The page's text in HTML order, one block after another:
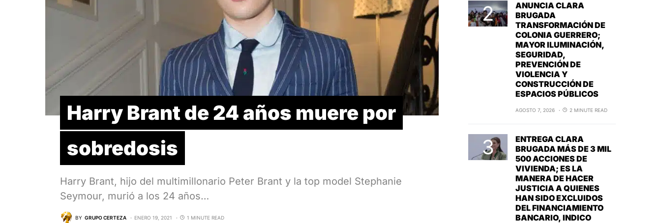
Harry Brant de 24 años muere por
sobredosis
Harry Brant, hijo del multimillonario Peter Brant y la top model Stephanie
Seymour, murió a los 24 años…
BY GRUPO CERTEZA ENERO 19, 2021 1 MINUTE READ
ANUNCIA CLARA
BRUGADA
TRANSFORMACIÓN DE
COLONIA GUERRERO;
MAYOR ILUMINACIÓN,
SEGURIDAD,
PREVENCIÓN DE
VIOLENCIA Y
CONSTRUCCIÓN DE
ESPACIOS PÚBLICOS
AGOSTO 7, 2026 2 MINUTE READ
ENTREGA CLARA
BRUGADA MÁS DE 3 MIL
500 ACCIONES DE
VIVIENDA; ES LA
MANERA DE HACER
JUSTICIA A QUIENES
HAN SIDO EXCLUIDOS
DEL FINANCIAMIENTO
BANCARIO, INDICO